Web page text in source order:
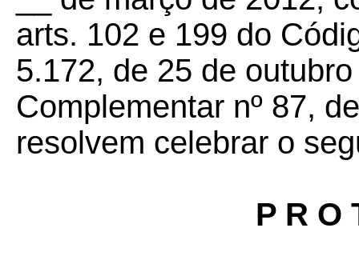
arts. 102 e 199 do
5.172, de 25 de
Complementar nº 87,
resolvem celebrar o
P R O